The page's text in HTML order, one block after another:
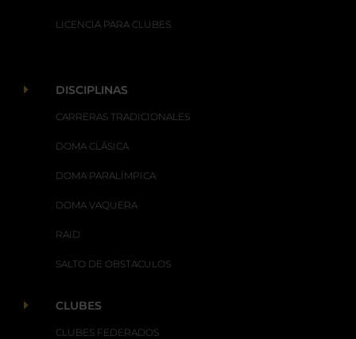
LICENCIA PARA CLUBES
E DISCIPLINAS
CARRERAS TRADICIONALES
DOMA CLÁSICA
DOMA PARALÍMPICA
DOMA VAQUERA
RAID
SALTO DE OBSTÁCULOS
E CLUBES
CLUBES FEDERADOS